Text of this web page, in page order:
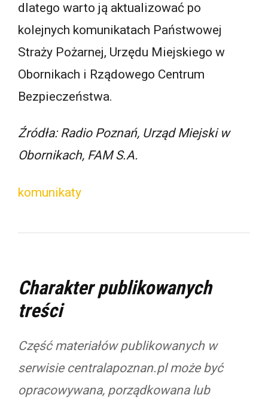
dlatego warto ją aktualizować po
kolejnych komunikatach Państwowej
Straży Pożarnej, Urzędu Miejskiego w
Obornikach i Rządowego Centrum
Bezpieczeństwa.
Źródła: Radio Poznań, Urząd Miejski w
Obornikach, FAM S.A.
komunikaty
Charakter publikowanych
treści
Część materiałów publikowanych w
serwisie centralapoznan.pl może być
opracowywana, porządkowana lub